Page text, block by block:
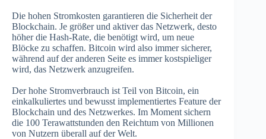
Die hohen Stromkosten garantieren die Sicherheit der
Blockchain. Je größer und aktiver das Netzwerk, desto
höher die Hash-Rate, die benötigt wird, um neue
Blöcke zu schaffen. Bitcoin wird also immer sicherer,
während auf der anderen Seite es immer kostspieliger
wird, das Netzwerk anzugreifen.
Der hohe Stromverbrauch ist Teil von Bitcoin, ein
einkalkuliertes und bewusst implementiertes Feature der
Blockchain und des Netzwerkes. Im Moment sichern
die 100 Terawattstunden den Reichtum von Millionen
von Nutzern überall auf der Welt.